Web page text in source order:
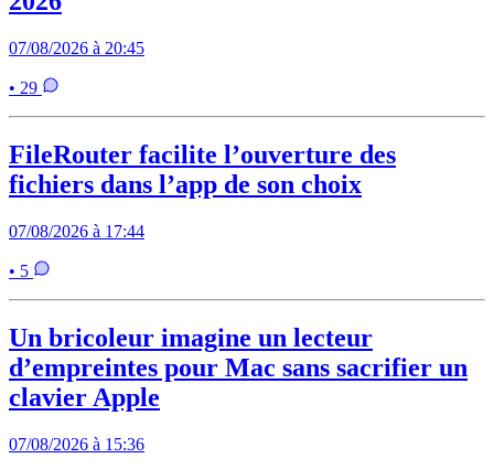
07/08/2026 à 20:45
• 29
FileRouter facilite l’ouverture des
fichiers dans l’app de son choix
07/08/2026 à 17:44
• 5
Un bricoleur imagine un lecteur
d’empreintes pour Mac sans sacrifier un
clavier Apple
07/08/2026 à 15:36